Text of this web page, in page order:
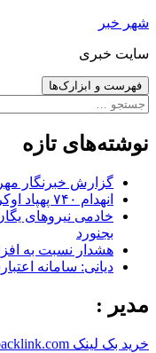
رفتن
نوشته‌ها
شهر خبر
سایت خبری
فهرست و ابزارک‌ها
جستجو
نوشته‌های تازه
گزارش خبرنگار
انهدام ۷۴۰ پهپاد اوکراینی طی یک روز
خادمی نیروهای
بجنورد
هشدار نسبت به
دیانی: سامانه
مدیر :
خرید بک لینک behtarinbacklink.com